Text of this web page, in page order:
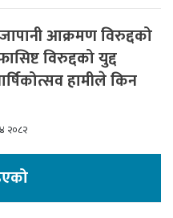
आक्रमण विरुद्दको
विरुद्दको युद्द
हामीले किन
२०८२